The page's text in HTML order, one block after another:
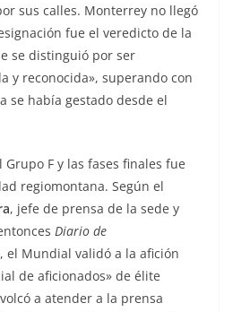
sus calles. Monterrey no llegó
fue el veredicto de la
se distinguió por ser
y reconocida», superando con
se había gestado desde el
F y las fases finales fue
regiomontana. Según el
, jefe de prensa de la sede y
Diario de
el Mundial validó a la afición
de aficionados» de élite
a atender a la prensa